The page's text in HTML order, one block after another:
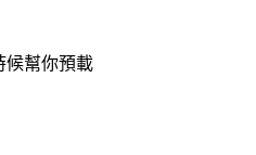
候幫你預載